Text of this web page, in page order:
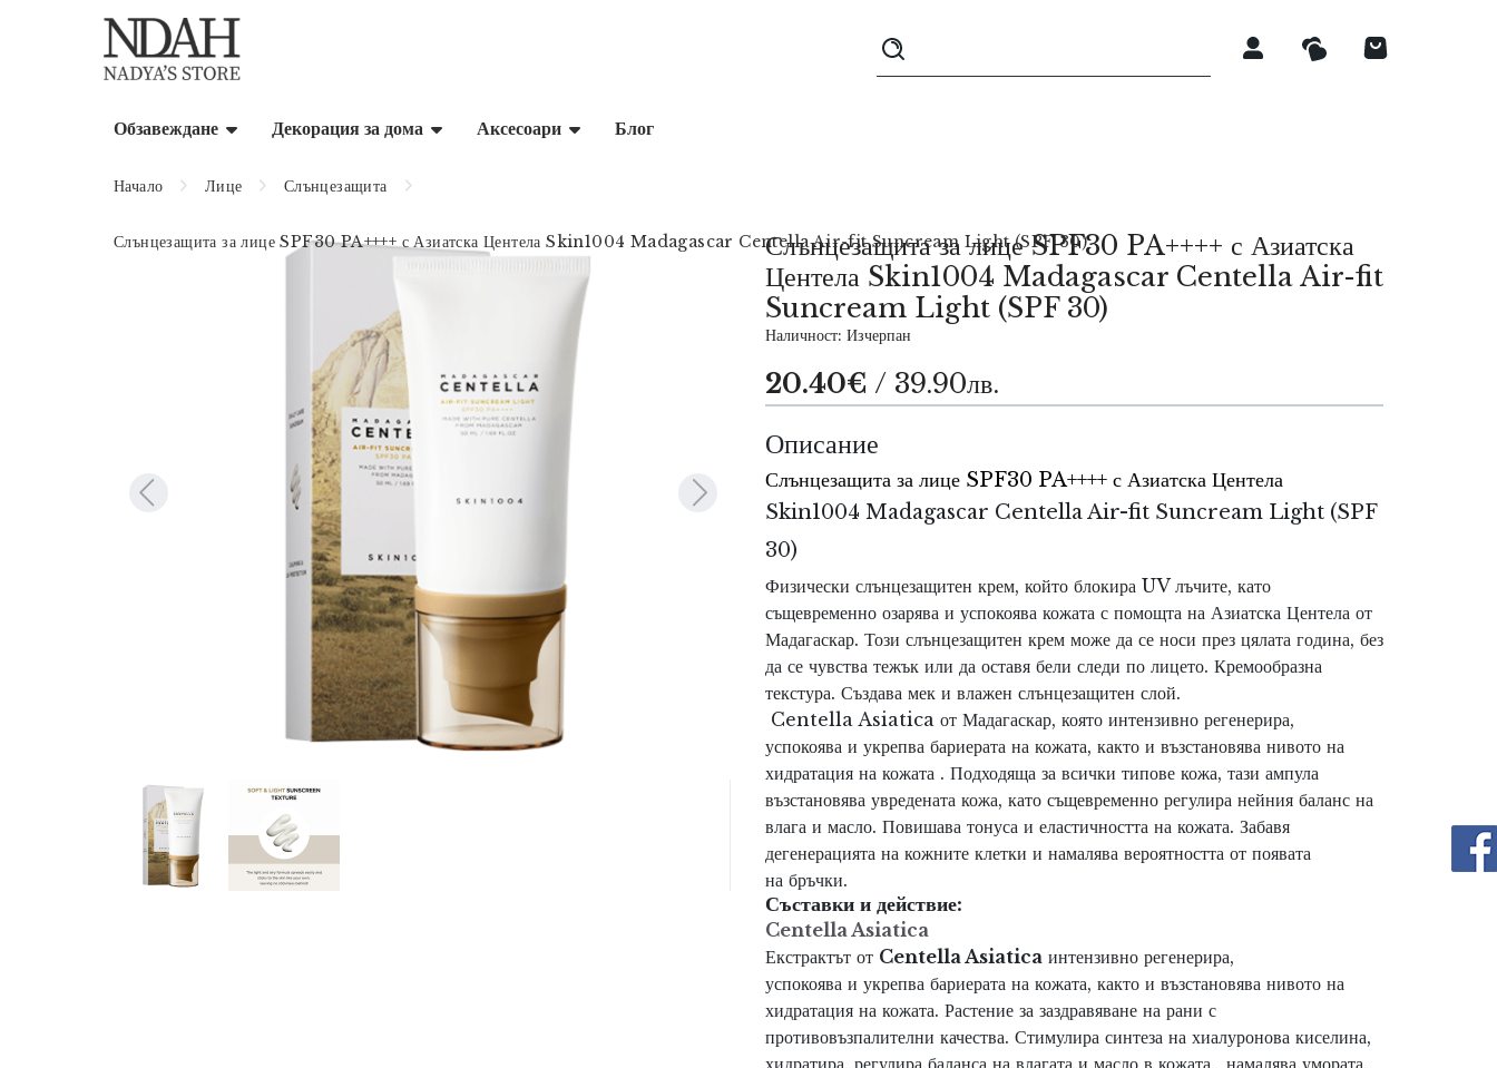
Обзавеждане Декорация за дома Аксесоари Блог
Начало Лице Слънцезащита
Слънцезащита за лице SPF30 PA++++ с Азиатска Центела Skin1004 Madagascar Centella Air-fit Suncream Light (SPF 30)
Слънцезащита за лице SPF30 PA++++ с Азиатска
Центела Skin1004 Madagascar Centella Air-fit
Suncream Light (SPF 30)
Наличност: Изчерпан
20.40€ / 39.90лв.
Описание
Слънцезащита за лице SPF30 PA++++ с Азиатска Центела
Skin1004 Madagascar Centella Air-fit Suncream Light (SPF
30)
Физически слънцезащитен крем, който блокира UV лъчите, като
същевременно озарява и успокоява кожата с помощта на Азиатска Центела от
Мадагаскар. Този слънцезащитен крем може да се носи през цялата година, без
да се чувства тежък или да оставя бели следи по лицето. Кремообразна
текстура. Създава мек и влажен слънцезащитен слой.
Centella Asiatica от Мадагаскар, която интензивно регенерира,
успокоява и укрепва бариерата на кожата, както и възстановява нивото на
хидратация на кожата . Подходяща за всички типове кожа, тази ампула
възстановява увредената кожа, като същевременно регулира нейния баланс на
влага и масло. Повишава тонуса и еластичността на кожата. Забавя
дегенерацията на кожните клетки и намалява вероятността от появата
на бръчки.
Съставки и действие:
Centella Asiatica
Екстрактът от Centella Asiatica интензивно регенерира,
успокоява и укрепва бариерата на кожата, както и възстановява нивото на
хидратация на кожата. Растение за заздравяване на рани с
противовъзпалителни качества. Стимулира синтеза на хиалуронова киселина,
хидратира, регулира баланса на влагата и масло в кожата, намалява умората,